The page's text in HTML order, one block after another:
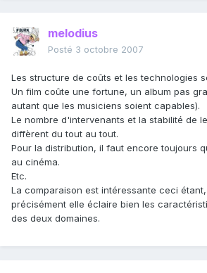
melodius
Posté 3 octobre 2007
Les structure de coûts et les technologies
Un film coûte une fortune, un album pas
autant que les musiciens soient capables).
Le nombre d'intervenants et la stabilité de
diffèrent du tout au tout.
Pour la distribution, il faut encore toujours
au cinéma.
Etc.
La comparaison est intéressante ceci
précisément elle éclaire bien les
des deux domaines.